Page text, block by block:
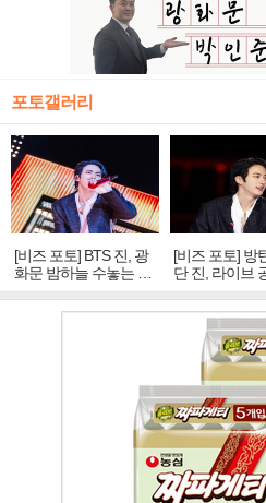
포토갤러리
[비즈 포토] BTS 진, 광
화문 밤하늘 수놓는 '비
주얼 킹'의 열창
[비즈 포토] 방
단 진, 라이브
빛나는 독보적